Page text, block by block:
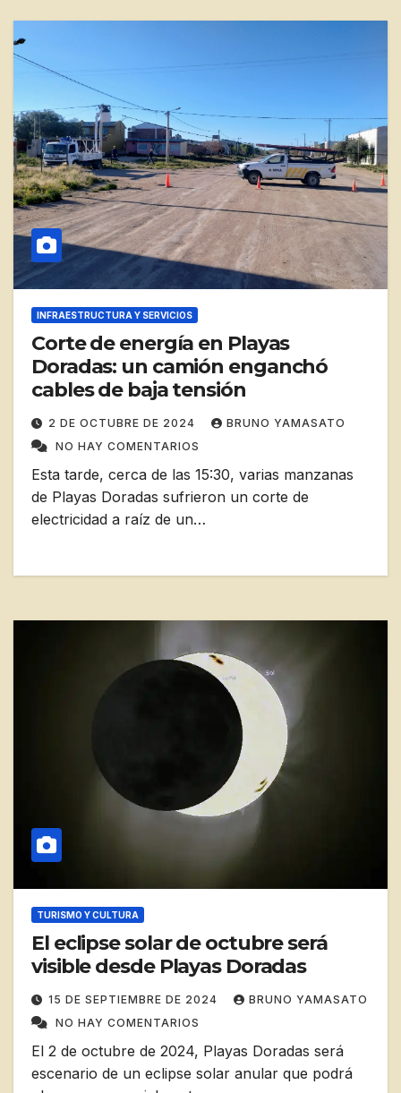
INFRAESTRUCTURA Y SERVICIOS
Corte de energía en Playas
Doradas: un camión enganchó
cables de baja tensión
2 DE OCTUBRE DE 2024
BRUNO YAMASATO
NO HAY COMENTARIOS
Esta tarde, cerca de las 15:30, varias manzanas
de Playas Doradas sufrieron un corte de
electricidad a raíz de un…
TURISMO Y CULTURA
El eclipse solar de octubre será
visible desde Playas Doradas
15 DE SEPTIEMBRE DE 2024
BRUNO YAMASATO
NO HAY COMENTARIOS
El 2 de octubre de 2024, Playas Doradas será
escenario de un eclipse solar anular que podrá